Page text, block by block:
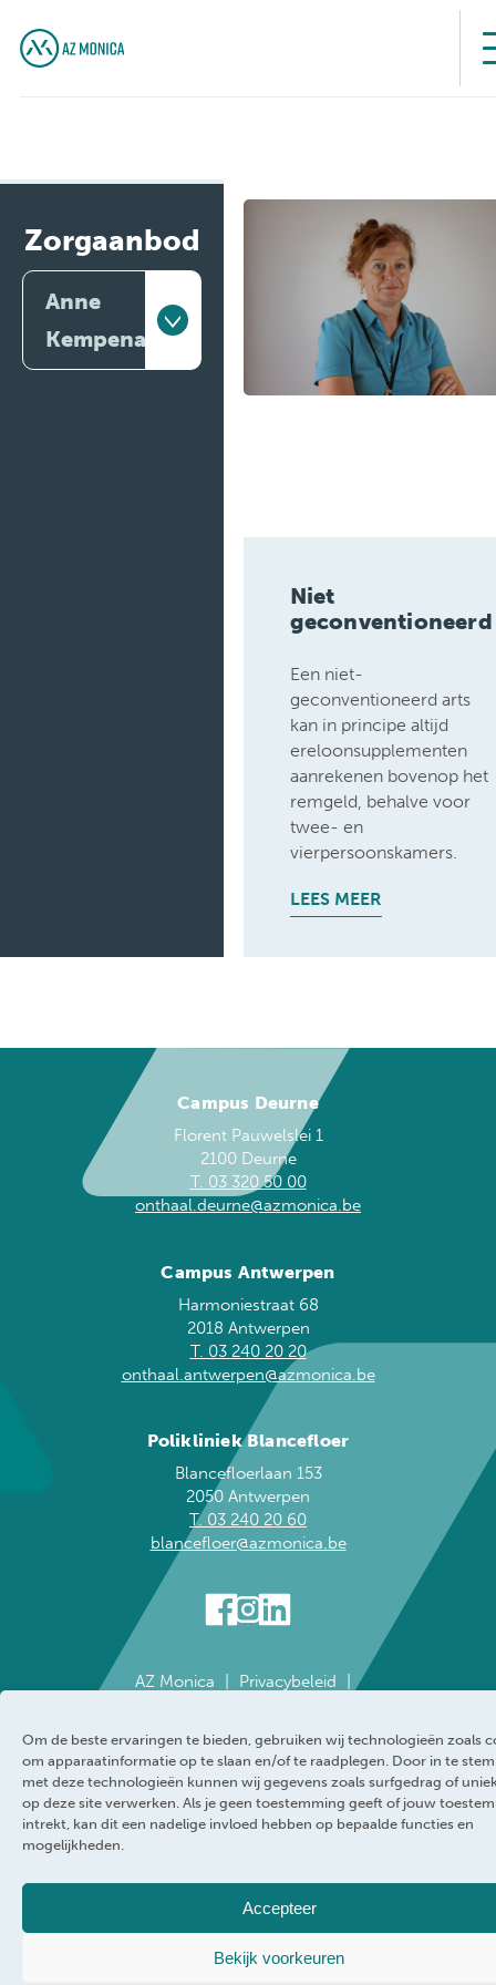
Om de beste ervaringen te bieden, gebruiken wij technologieën zoals
om apparaatinformatie op te slaan en/of te raadplegen. Door in te
met deze technologieën kunnen wij gegevens zoals surfgedrag of
op deze site verwerken. Als je geen toestemming geeft of jouw
intrekt, kan dit een nadelige invloed hebben op bepaalde functies en
mogelijkheden.
Accepteer
Bekijk voorkeuren
Zorgaanbod
Anne
Kempenaers
Niet
geconventioneerd
Een niet-
geconventioneerd arts
kan in principe altijd
ereloonsupplementen
aanrekenen bovenop het
remgeld, behalve voor
twee- en
vierpersoonskamers.
LEES MEER
Campus Deurne
Florent Pauwelslei 1
2100 Deurne
T. 03 320 50 00
onthaal.deurne@azmonica.be
Campus Antwerpen
Harmoniestraat 68
2018 Antwerpen
T. 03 240 20 20
onthaal.antwerpen@azmonica.be
Polikliniek Blancefloer
Blancefloerlaan 153
2050 Antwerpen
T. 03 240 20 60
blancefloer@azmonica.be
AZ Monica
Privacybeleid
Klokkenluider
Toegankelijkheidsverklaring
WEBRAND